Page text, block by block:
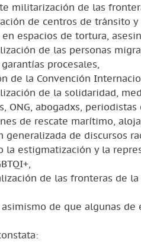
militarización de las
de centros de tránsito
espacios de tortura,
de las personas
procesales,
de la Convención
de la solidaridad,
ONG, abogadxs,
de rescate marítimo,
generalizada de discursos
la estigmatización y la
de las fronteras de la
asimismo de que algunas